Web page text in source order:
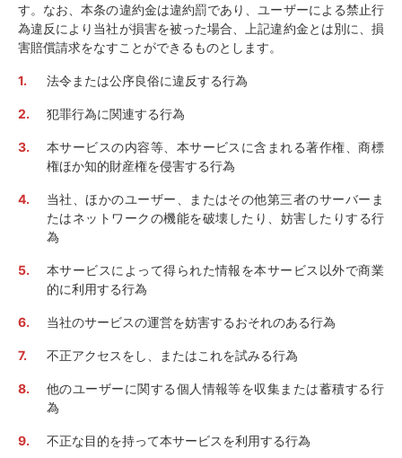
す。なお、本条の違約金は違約罰であり、ユーザーによる禁止行
為違反により当社が損害を被った場合、上記違約金とは別に、損
害賠償請求をなすことができるものとします。
法令または公序良俗に違反する行為
犯罪行為に関連する行為
本サービスの内容等、本サービスに含まれる著作権、商標
権ほか知的財産権を侵害する行為
当社、ほかのユーザー、またはその他第三者のサーバーま
たはネットワークの機能を破壊したり、妨害したりする行
為
本サービスによって得られた情報を本サービス以外で商業
的に利用する行為
当社のサービスの運営を妨害するおそれのある行為
不正アクセスをし、またはこれを試みる行為
他のユーザーに関する個人情報等を収集または蓄積する行
為
不正な目的を持って本サービスを利用する行為